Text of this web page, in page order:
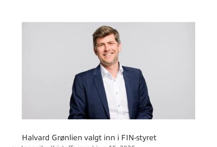
Halvard Grønlien valgt inn i FIN-styret